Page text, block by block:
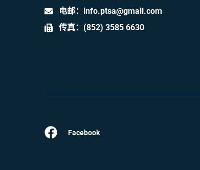
电邮：info.ptsa@gmail.com
传真：(852) 3585 6630
Facebook